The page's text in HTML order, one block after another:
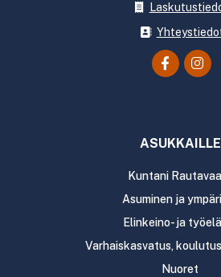
ASUKKAILLE
Kuntani
Asuminen ja
Elinkeino- ja
Varhaiskasvatus,
Nuoret